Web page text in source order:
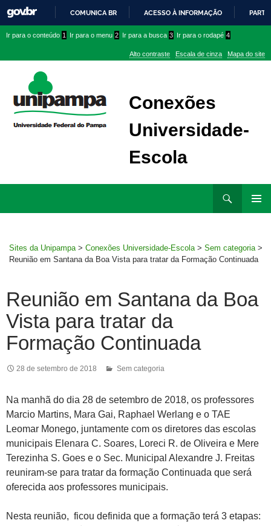
PARA
CONTEÚDO
COMUNICA BR ACESSO À INFORMAÇÃO
conteúdo
menu
superior
menu
Ir para o conteúdo 1 Ir para o menu 2 Ir para a busca 3 Ir para o rodapé 4
Alto contraste Escala de cinza Mapa do site
Conexões
Universidade-
Escola
Sites da Unipampa > Conexões Universidade-Escola > Sem categoria >
Reunião em Santana da Boa Vista para tratar da Formação Continuada
Reunião em Santana da Boa
Vista para tratar da
Formação Continuada
28 de setembro de 2018 Sem categoria
Na manhã do dia 28 de setembro de 2018, os professores
Marcio Martins, Mara Gai, Raphael Werlang e o TAE
Leomar Monego, juntamente com os diretores das escolas
municipais Elenara C. Soares, Loreci R. de Oliveira e Mere
Terezinha S. Goes e o Sec. Municipal Alexandre J. Freitas
reuniram-se para tratar da formação Continuada que será
oferecida aos professores municipais.
Nesta reunião, ficou definida que a formação terá 3 etapas: